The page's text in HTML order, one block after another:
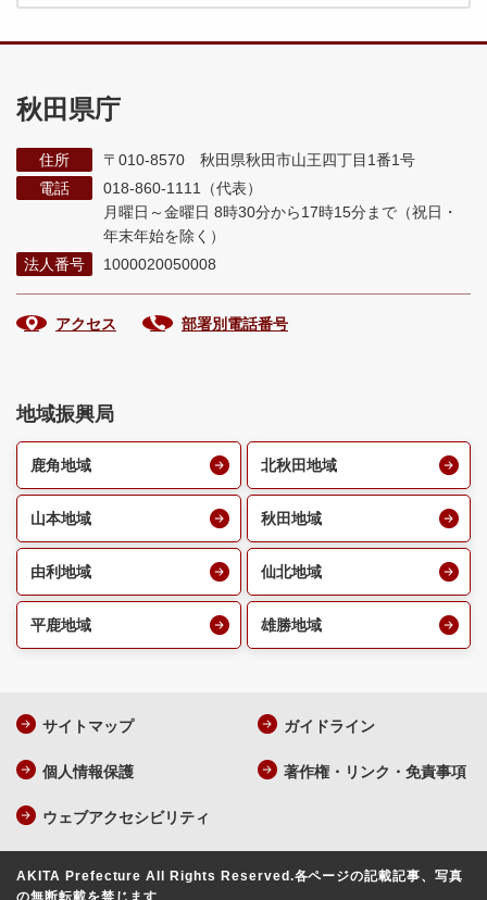
秋田県庁
住所
〒010-8570 秋田県秋田市山王四丁目1番1号
電話
018-860-1111（代表）
月曜日～金曜日 8時30分から17時15分まで （祝日・
年末年始を除く）
法人番号
1000020050008
アクセス 部署別電話番号
地域振興局
鹿角地域 北秋田地域
山本地域 秋田地域
由利地域 仙北地域
平鹿地域 雄勝地域
サイトマップ ガイドライン
個人情報保護 著作権・リンク・免責事項
ウェブアクセシビリティ
AKITA Prefecture All Rights Reserved.各ページの記載記事、写真
の無断転載を禁じます